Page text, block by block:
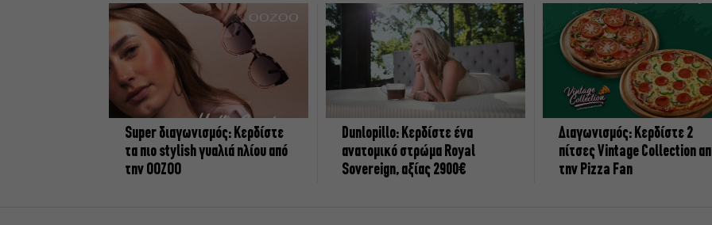
Super διαγωνισμός: Κερδίστε
τα πιο stylish γυαλιά ηλίου από
την OOZOO
Dunlopillo: Κερδίστε ένα
ανατομικό στρώμα Royal
Sovereign, αξίας 2900€
Διαγωνισμός: Κερδίστε 2
πίτσες Vintage Collection
την Pizza Fan